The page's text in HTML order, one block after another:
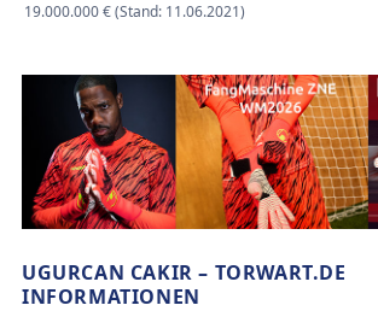
19.000.000 € (Stand: 11.06.2021)
UGURCAN CAKIR – TORWART.DE
INFORMATIONEN